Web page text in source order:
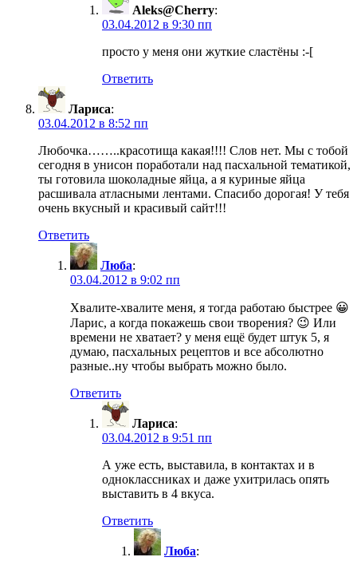
Aleks@Cherry:
03.04.2012 в 9:30 пп
просто у меня они жуткие сластёны :-[
Ответить
Лариса:
03.04.2012 в 8:52 пп
Любочка……..красотища какая!!!! Слов нет. Мы с тобой
сегодня в унисон поработали над пасхальной тематикой,
ты готовила шоколадные яйца, а я куриные яйца
расшивала атласными лентами. Спасибо дорогая! У тебя
очень вкусный и красивый сайт!!!
Ответить
Люба:
03.04.2012 в 9:02 пп
Хвалите-хвалите меня, я тогда работаю быстрее 😀
Ларис, а когда покажешь свои творения? 😉 Или
времени не хватает? у меня ещё будет штук 5, я
думаю, пасхальных рецептов и все абсолютно
разные..ну чтобы выбрать можно было.
Ответить
Лариса:
03.04.2012 в 9:51 пп
А уже есть, выставила, в контактах и в
одноклассниках и даже ухитрилась опять
выставить в 4 вкуса.
Ответить
Люба: